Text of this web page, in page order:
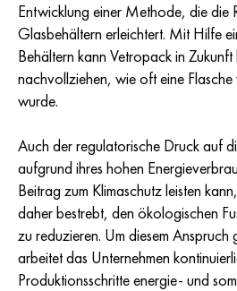
Entwicklung einer Methode, die die
Glasbehältern erleichtert. Mit Hilfe
Behältern kann Vetropack in Zukunft
nachvollziehen, wie oft eine
wurde.
Auch der regulatorische Druck auf
aufgrund ihres hohen
Beitrag zum Klimaschutz leisten
daher bestrebt, den ökologischen
zu reduzieren. Um diesem Anspruch
arbeitet das Unternehmen
Produktionsschritte energie- und